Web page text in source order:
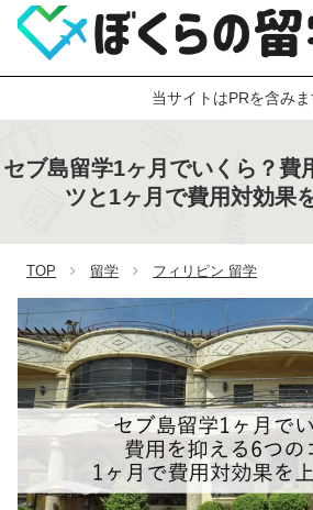
当サイトはPRを含みま
セブ島留学1ヶ月でいくら？費
ツと1ヶ月で費用対効果
TOP 留学 フィリピン 留学